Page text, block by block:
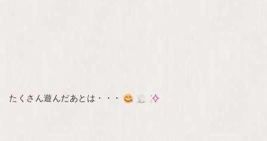
たくさん遊んだあとは・・・